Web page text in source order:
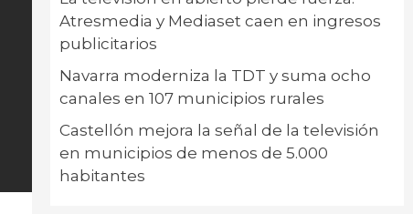
Atresmedia y Mediaset caen en ingresos
publicitarios
Navarra moderniza la TDT y suma ocho
canales en 107 municipios rurales
Castellón mejora la señal de la televisión
en municipios de menos de 5.000
habitantes